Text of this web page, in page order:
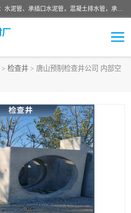
衡水宁瑞建材有限公司批量供应：水泥管、承插口水泥管，混凝土排水管，承插口水泥管，企口水泥管，钢承口水泥管，顶管，平口水泥管，水泥检查井，混凝土检查井，预制混凝土检查井，矩形检查井，圆形检查井等产品。
厂
> 检查井 > 唐山预制检查井公司 内部空
水泥管
矩形检查井
预制混凝土检查井
钢承口水泥管